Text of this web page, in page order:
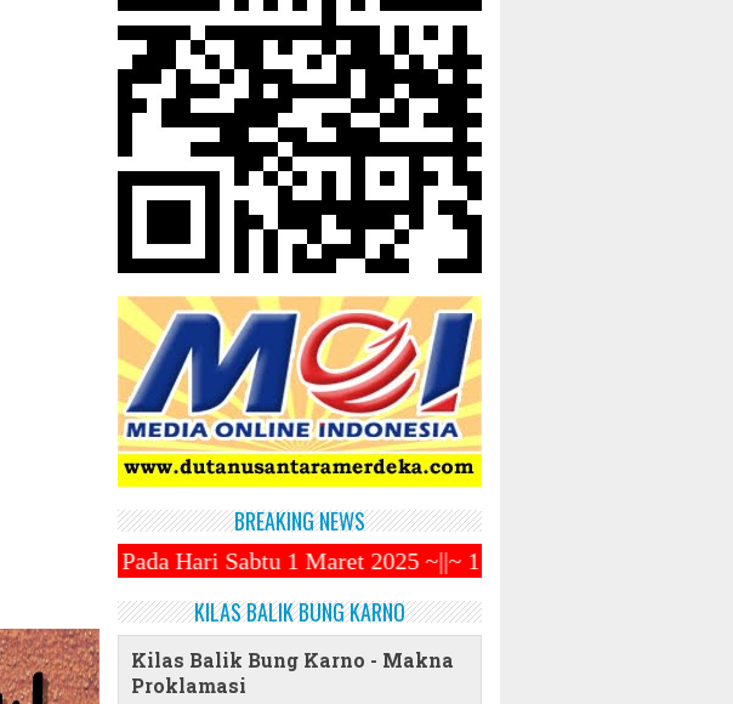
BREAKING NEWS
Hari Sabtu 1 Maret 2025 ~||~ 1 Syawal Jatuh Pada Tanggal 31
KILAS BALIK BUNG KARNO
Kilas Balik Bung Karno - Makna
Proklamasi